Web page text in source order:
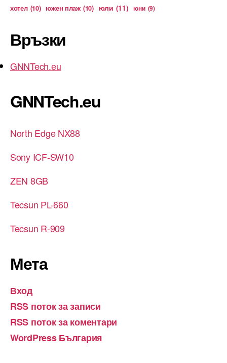
хотел (10) южен плаж (10) юли (11) юни (9)
Връзки
GNNTech.eu
GNNTech.eu
North Edge NX88
Sony ICF-SW10
ZEN 8GB
Tecsun PL-660
Tecsun R-909
Мета
Вход
RSS поток за записи
RSS поток за коментари
WordPress България